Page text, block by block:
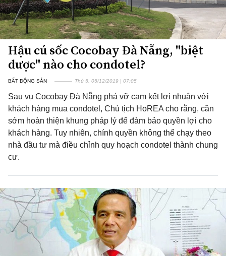
Hậu cú sốc Cocobay Đà Nẵng, "biệt
dược" nào cho condotel?
BẤT ĐỘNG SẢN Thứ 5, 05/12/2019 | 07:05
Sau vụ Cocobay Đà Nẵng phá vỡ cam kết lợi nhuận với
khách hàng mua condotel, Chủ tịch HoREA cho rằng, cần
sớm hoàn thiện khung pháp lý để đảm bảo quyền lợi cho
khách hàng. Tuy nhiên, chính quyền không thể chạy theo
nhà đầu tư mà điều chỉnh quy hoạch condotel thành chung
cư.